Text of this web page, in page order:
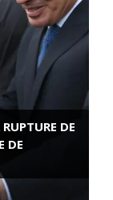
DE
DE